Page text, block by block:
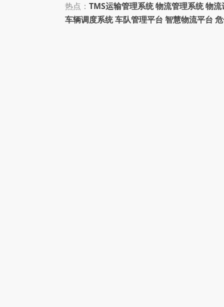
热点： TMS运输管理系统物流管理系统物流
车辆调度系统车队管理平台 智慧物流平台